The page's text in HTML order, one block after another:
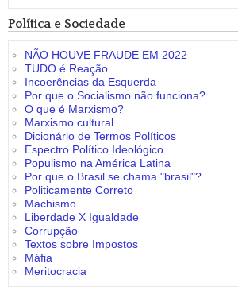
Política e Sociedade
NÃO HOUVE FRAUDE EM 2022
TUDO é Reação
Incoerências da Esquerda
Por que o Socialismo não funciona?
O que é Marxismo?
Marxismo cultural
Dicionário de Termos Políticos
Espectro Político Ideológico
Populismo na América Latina
Por que o Brasil se chama "brasil"?
Politicamente Correto
Machismo
Liberdade X Igualdade
Corrupção
Textos sobre Impostos
Máfia
Meritocracia